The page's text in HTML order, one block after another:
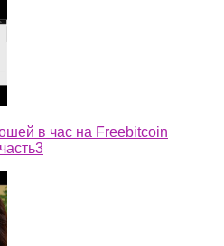
в час на Freebitcoin